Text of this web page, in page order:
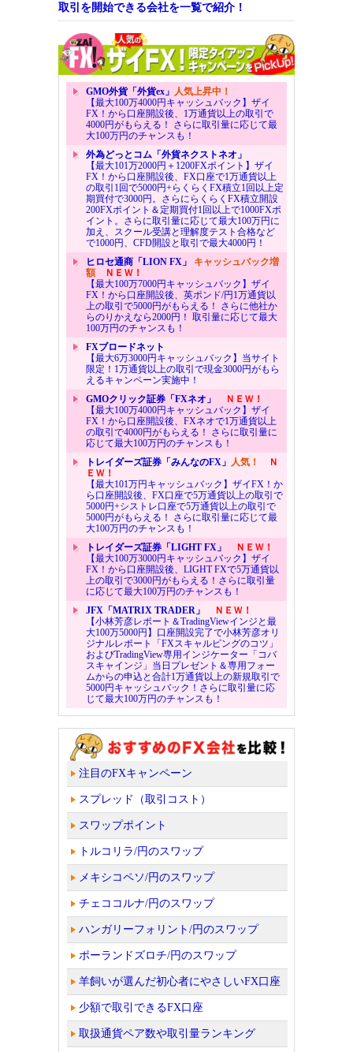
取引を開始できる会社を一覧で紹介！
GMO外貨「外貨ex」 人気上昇中！
【最大100万4000円キャッシュバック】ザイ
FX！から口座開設後、1万通貨以上の取引で
4000円がもらえる！ さらに取引量に応じて最
大100万円のチャンスも！
外為どっとコム「外貨ネクストネオ」
【最大101万2000円＋1200FXポイント】ザイ
FX！から口座開設後、FX口座で1万通貨以上
の取引1回で5000円+らくらくFX積立1回以上定
期買付で3000円。さらにらくらくFX積立開設
200FXポイント＆定期買付1回以上で1000FXポ
イント。さらに取引量に応じて最大100万円に
加え、スクール受講と理解度テスト合格など
で1000円、CFD開設と取引で最大4000円！
ヒロセ通商「LION FX」 キャッシュバック増
額ＮＥＷ！
【最大100万7000円キャッシュバック】ザイ
FX！から口座開設後、英ポンド/円1万通貨以
上の取引で5000円がもらえる！ さらに他社か
らのりかえなら2000円！ 取引量に応じて最大
100万円のチャンスも！
FXブロードネット
【最大6万3000円キャッシュバック】当サイト
限定！1万通貨以上の取引で現金3000円がもら
えるキャンペーン実施中！
GMOクリック証券「FXネオ」
ＮＥＷ！
【最大100万4000円キャッシュバック】ザイ
FX！から口座開設後、FXネオで1万通貨以上
の取引で4000円がもらえる！ さらに取引量に
応じて最大100万円のチャンスも！
トレイダーズ証券「みんなのFX」 人気！
Ｎ
ＥＷ！
【最大101万円キャッシュバック】ザイFX！か
ら口座開設後、FX口座で5万通貨以上の取引で
5000円+シストレ口座で5万通貨以上の取引で
5000円がもらえる！ さらに取引量に応じて最
大100万円のチャンスも！
トレイダーズ証券「LIGHT FX」
ＮＥＷ！
【最大100万3000円キャッシュバック】ザイ
FX！から口座開設後、LIGHT FXで5万通貨以
上の取引で3000円がもらえる！さらに取引量
に応じて最大100万円のチャンスも！
JFX「MATRIX TRADER」
ＮＥＷ！
【小林芳彦レポート＆TradingViewインジと最
大100万5000円】口座開設完了で小林芳彦オリ
ジナルレポート「FXスキャルピングのコツ」
およびTradingView専用インジケーター「コバ
スキャインジ」当日プレゼント＆専用フォー
ムからの申込と合計1万通貨以上の新規取引で
5000円キャッシュバック！さらに取引量に応
じて最大100万円のチャンスも！
注目のFXキャンペーン
スプレッド（取引コスト）
スワップポイント
トルコリラ/円のスワップ
メキシコペソ/円のスワップ
チェココルナ/円のスワップ
ハンガリーフォリント/円のスワップ
ポーランドズロチ/円のスワップ
羊飼いが選んだ初心者にやさしいFX口座
少額で取引できるFX口座
取扱通貨ペア数や取引量ランキング